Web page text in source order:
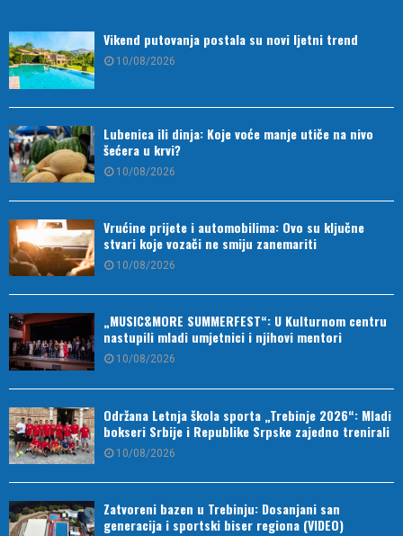
Vikend putovanja postala su novi ljetni trend
10/08/2026
Lubenica ili dinja: Koje voće manje utiče na nivo
šećera u krvi?
10/08/2026
Vrućine prijete i automobilima: Ovo su ključne
stvari koje vozači ne smiju zanemariti
10/08/2026
„MUSIC&MORE SUMMERFEST“: U Kulturnom centru
nastupili mladi umjetnici i njihovi mentori
10/08/2026
Održana Letnja škola sporta „Trebinje 2026“: Mladi
bokseri Srbije i Republike Srpske zajedno trenirali
10/08/2026
Zatvoreni bazen u Trebinju: Dosanjani san
generacija i sportski biser regiona (VIDEO)